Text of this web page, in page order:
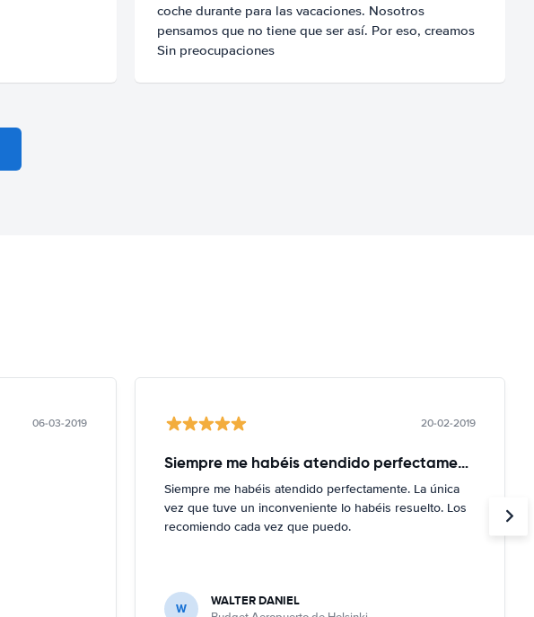
coche durante para las vacaciones. Nosotros
pensamos que no tiene que ser así. Por eso, creamos
Sin preocupaciones
06-03-2019 20-02-2019
Siempre me habéis atendido perfectamente
Siempre me habéis atendido perfectamente. La única
vez que tuve un inconveniente lo habéis resuelto. Los
recomiendo cada vez que puedo.
W WALTER DANIEL